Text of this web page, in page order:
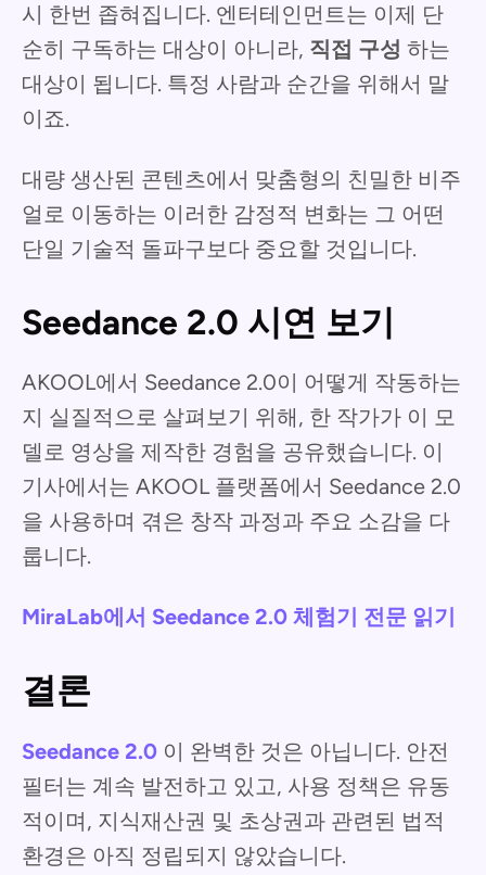
시 한번 좁혀집니다. 엔터테인먼트는 이제 단
순히 구독하는 대상이 아니라, 직접 구성 하는
대상이 됩니다. 특정 사람과 순간을 위해서 말
이죠.
대량 생산된 콘텐츠에서 맞춤형의 친밀한 비주
얼로 이동하는 이러한 감정적 변화는 그 어떤
단일 기술적 돌파구보다 중요할 것입니다.
Seedance 2.0 시연 보기
AKOOL에서 Seedance 2.0이 어떻게 작동하는
지 실질적으로 살펴보기 위해, 한 작가가 이 모
델로 영상을 제작한 경험을 공유했습니다. 이
기사에서는 AKOOL 플랫폼에서 Seedance 2.0
을 사용하며 겪은 창작 과정과 주요 소감을 다
룹니다.
MiraLab에서 Seedance 2.0 체험기 전문 읽기
결론
Seedance 2.0 이 완벽한 것은 아닙니다. 안전
필터는 계속 발전하고 있고, 사용 정책은 유동
적이며, 지식재산권 및 초상권과 관련된 법적
환경은 아직 정립되지 않았습니다.